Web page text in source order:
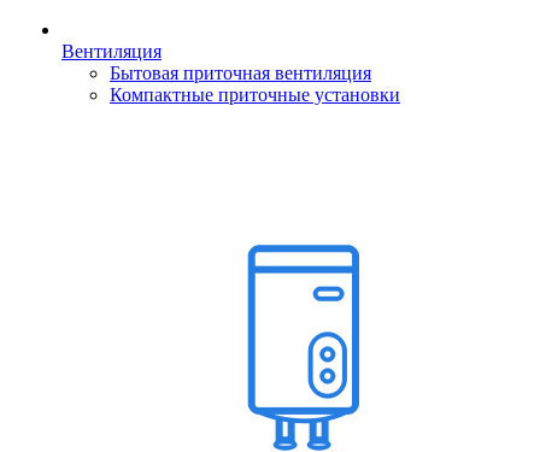
Вентиляция
Бытовая приточная вентиляция
Компактные приточные установки